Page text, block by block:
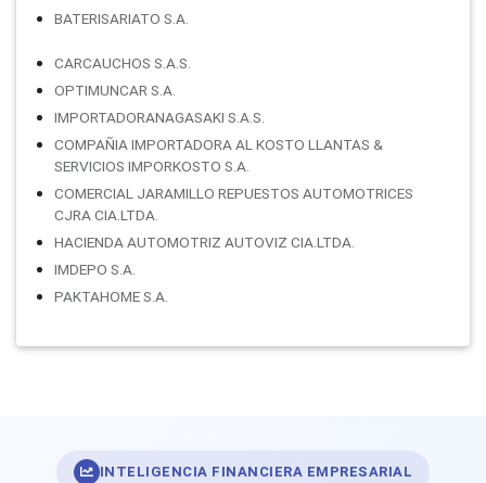
BATERISARIATO S.A.
CARCAUCHOS S.A.S.
OPTIMUNCAR S.A.
IMPORTADORANAGASAKI S.A.S.
COMPAÑIA IMPORTADORA AL KOSTO LLANTAS &
SERVICIOS IMPORKOSTO S.A.
COMERCIAL JARAMILLO REPUESTOS AUTOMOTRICES
CJRA CIA.LTDA.
HACIENDA AUTOMOTRIZ AUTOVIZ CIA.LTDA.
IMDEPO S.A.
PAKTAHOME S.A.
INTELIGENCIA FINANCIERA EMPRESARIAL